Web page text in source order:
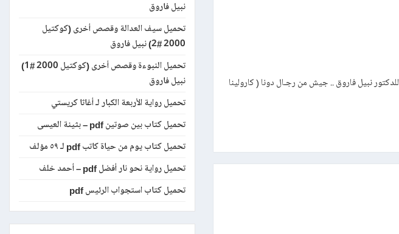
رواية الخطة – العدد مائة وثمانية وخمسون من سلسلة رجل المستحيل #158 للدكتور نبيل فاروق .. جيش من رجـال دونا ( كارولينا
نبيل فاروق
تحميل سيف العدالة وقصص أخرى (كوكتيل
2000 #2) نبيل فاروق
تحميل النبوءة وقصص أخرى (كوكتيل 2000 #1)
نبيل فاروق
تحميل رواية الأربعة الكبار لـ أغاثا كريستي
تحميل كتاب بين صوتين pdf – بثينة العيسى
تحميل كتاب يوم من حياة كاتب pdf لـ ٥٩ مؤلف
تحميل رواية نحو نار أفضل pdf – أحمد خلف
تحميل كتاب استجواب الرئيس pdf